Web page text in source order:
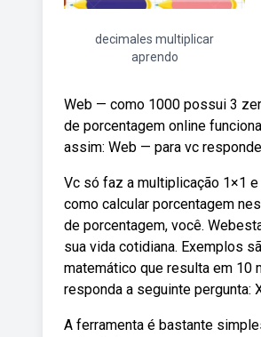
decimales multiplicar
aprendo
Web — como 1000 possui 3
de porcentagem online
assim: Web — para vc
Vc só faz a multiplicação 1×1
como calcular porcentagem
de porcentagem, você.
sua vida cotidiana. Exemplos
matemático que resulta em 10
responda a seguinte pergunta:
A ferramenta é bastante